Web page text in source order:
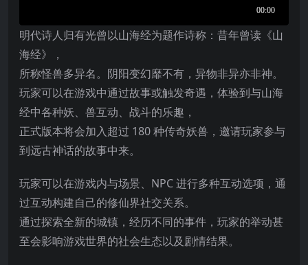
明代诗人归有光曾以山海经为题作诗称：昔年曾读《山
海经》，
所称怪兽多异名。阴阳变幻靡不有，异物非异亦非神。
玩家可以在游戏中通过故事或触发奇遇，体验到与山海
经中各种妖、兽互动、战斗的乐趣，
正式版本将会加入超过 180 种传奇妖兽，邀请玩家参与
到远古神话的故事中来。
玩家可以在游戏内与场景、NPC 进行多种互动选项，通
过互动构建自己的修仙界社交关系。
通过探索全新的城镇，经历不同的事件，玩家的举动甚
至会影响游戏世界的社会生态以及剧情结果。